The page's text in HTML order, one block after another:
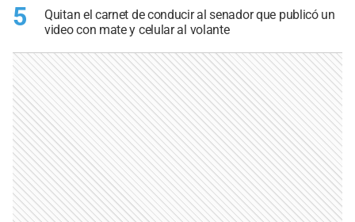
5
Quitan el carnet de conducir al senador que publicó un
video con mate y celular al volante